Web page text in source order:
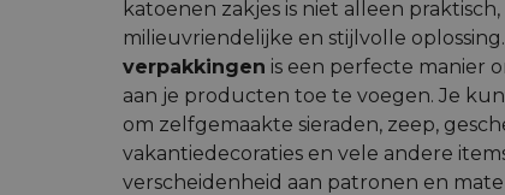
katoenen zakjes is niet alleen
milieuvriendelijke en stijlvolle oplossing.
verpakkingen is een perfecte manier
aan je producten toe te voegen. Je
om zelfgemaakte sieraden, zeep,
vakantiedecoraties en vele andere
verscheidenheid aan patronen en